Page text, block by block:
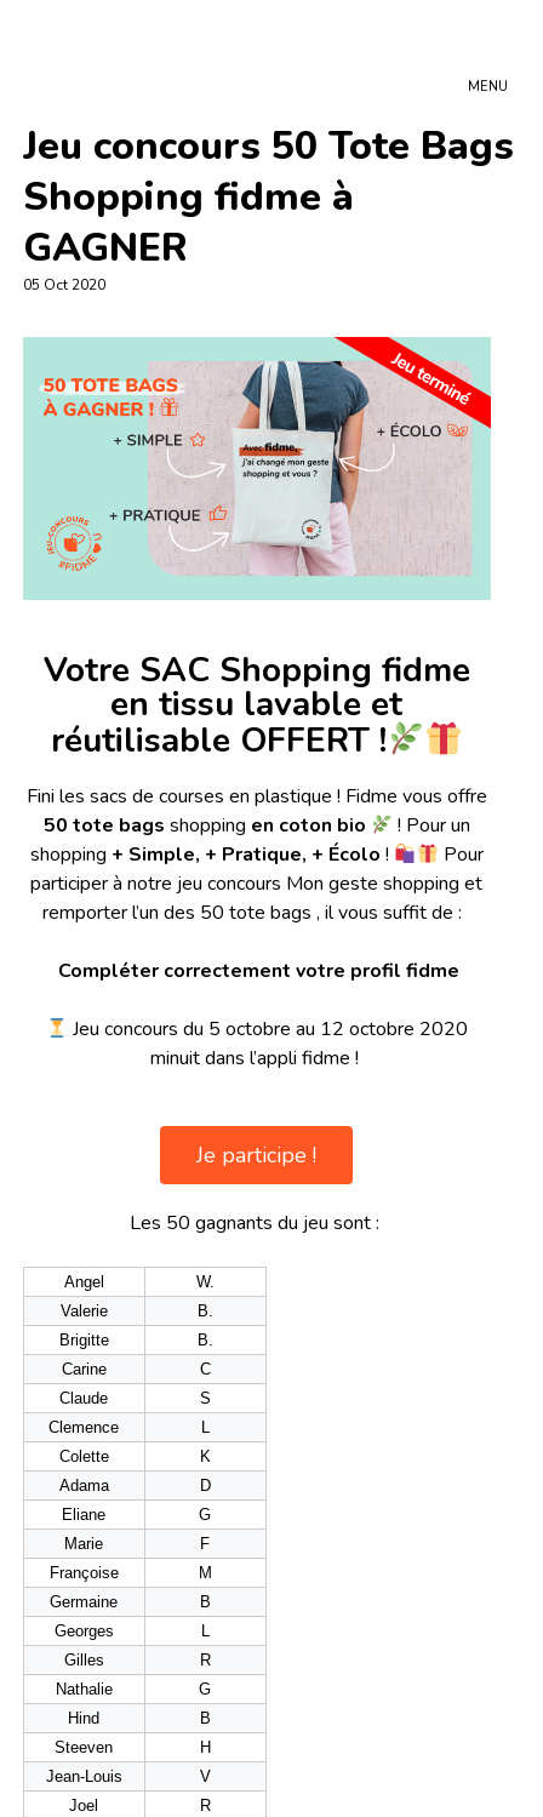
MENU
Jeu concours 50 Tote Bags
Shopping fidme à
GAGNER
05 Oct 2020
Votre SAC Shopping fidme
en tissu lavable et
réutilisable OFFERT !
Fini les sacs de courses en plastique ! Fidme vous offre
50 tote bags shopping en coton bio
! Pour un
shopping + Simple, + Pratique, + Écolo !
Pour
participer à notre jeu concours Mon geste shopping et
remporter l’un des 50 tote bags , il vous suffit de :
Compléter correctement votre profil fidme
Jeu concours du 5 octobre au 12 octobre 2020
minuit dans l’appli fidme !
Je participe !
Les 50 gagnants du jeu sont :
Angel
W.
Valerie
B.
Brigitte
B.
Carine
C
Claude
S
Clemence
L
Colette
K
Adama
D
Eliane
G
Marie
F
Françoise
M
Germaine
B
Georges
L
Gilles
R
Nathalie
G
Hind
B
Steeven
H
Jean-Louis
V
Joel
R